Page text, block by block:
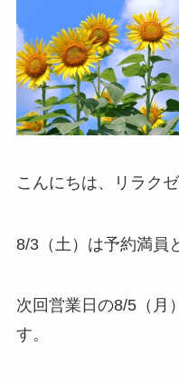
こんにちは、リラク
8/3（土）は予約満員
次回営業日の8/5（月
す。